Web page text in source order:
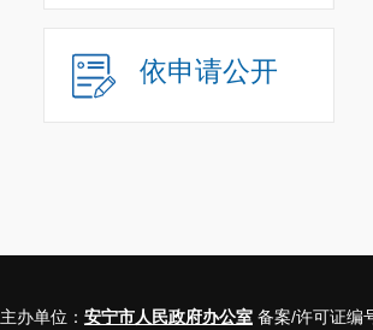
依申请公开
主办单位： 安宁市人民政府办公室 备案/许可证编